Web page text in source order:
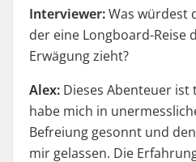
Interviewer:Was würdest
der eine Longboard-Reise
Erwägung zieht?
Alex: Dieses Abenteuer
habe mich in
Befreiung gesonnt und
mir gelassen. Die